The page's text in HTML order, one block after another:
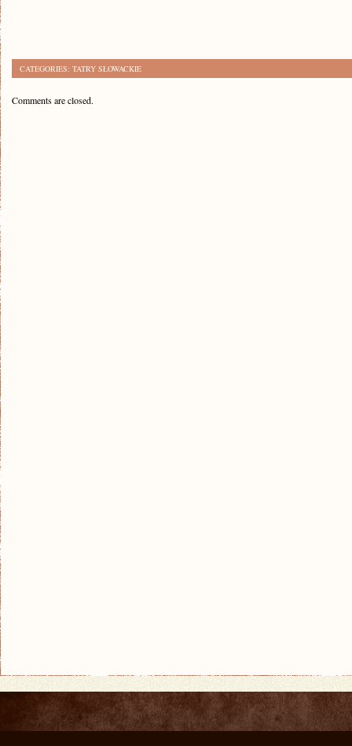
CATEGORIES: TATRY SŁOWACKIE
Comments are closed.